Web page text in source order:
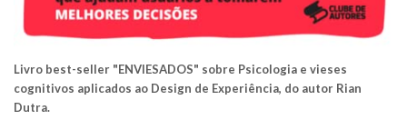
Livro best-seller "ENVIESADOS" sobre Psicologia e vieses
cognitivos aplicados ao Design de Experiência, do autor Rian
Dutra.